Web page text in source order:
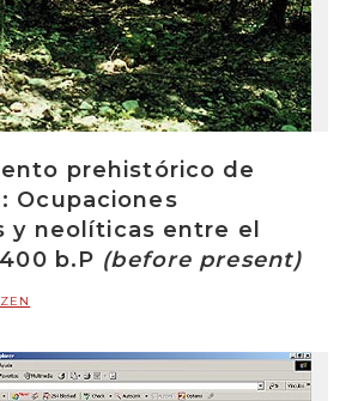
prehistórico de
Ocupaciones
y neolíticas entre el
b.P (before present)